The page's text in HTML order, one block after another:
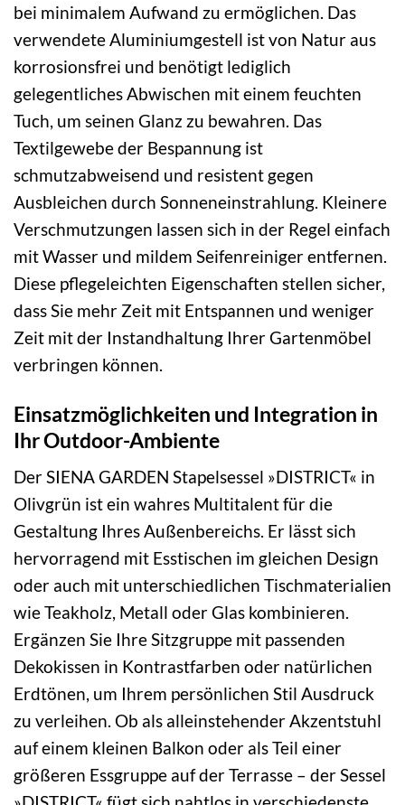
bei minimalem Aufwand zu ermöglichen. Das
verwendete Aluminiumgestell ist von Natur aus
korrosionsfrei und benötigt lediglich
gelegentliches Abwischen mit einem feuchten
Tuch, um seinen Glanz zu bewahren. Das
Textilgewebe der Bespannung ist
schmutzabweisend und resistent gegen
Ausbleichen durch Sonneneinstrahlung. Kleinere
Verschmutzungen lassen sich in der Regel einfach
mit Wasser und mildem Seifenreiniger entfernen.
Diese pflegeleichten Eigenschaften stellen sicher,
dass Sie mehr Zeit mit Entspannen und weniger
Zeit mit der Instandhaltung Ihrer Gartenmöbel
verbringen können.
Einsatzmöglichkeiten und Integration in
Ihr Outdoor-Ambiente
Der SIENA GARDEN Stapelsessel »DISTRICT« in
Olivgrün ist ein wahres Multitalent für die
Gestaltung Ihres Außenbereichs. Er lässt sich
hervorragend mit Esstischen im gleichen Design
oder auch mit unterschiedlichen Tischmaterialien
wie Teakholz, Metall oder Glas kombinieren.
Ergänzen Sie Ihre Sitzgruppe mit passenden
Dekokissen in Kontrastfarben oder natürlichen
Erdtönen, um Ihrem persönlichen Stil Ausdruck
zu verleihen. Ob als alleinstehender Akzentstuhl
auf einem kleinen Balkon oder als Teil einer
größeren Essgruppe auf der Terrasse – der Sessel